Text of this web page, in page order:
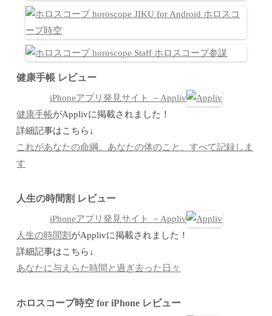
健康手帳 レビュー
iPhoneアプリ発見サイト －Appliv
健康手帳がApplivに掲載されました！
詳細記事はこちら↓
これがあなたの命綱。あなたの体のこと、すべて記録しま
す
人生の時間割 レビュー
iPhoneアプリ発見サイト －Appliv
人生の時間割 がApplivに掲載されました！
詳細記事はこちら↓
あなたに与えらた時間と過ぎ去った日々
ホロスコープ時空 for iPhone レビュー